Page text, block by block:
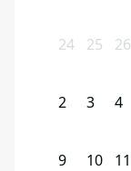
24 25 26
2 3 4
9 10 11